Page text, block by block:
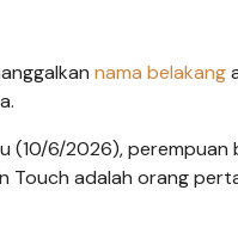
nama belakang
(10/6/2026), perempuan
Touch adalah orang